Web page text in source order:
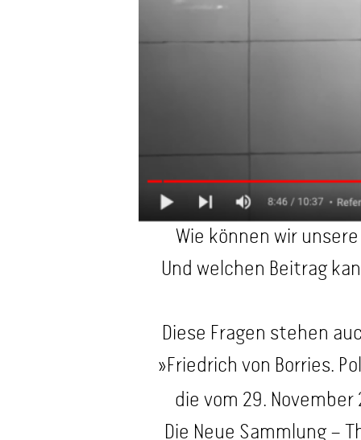
Wie können wir
Und welchen Beitrag
Diese Fragen stehen
»Friedrich von Borries.
die vom 29.
Die Neue Sammlung –